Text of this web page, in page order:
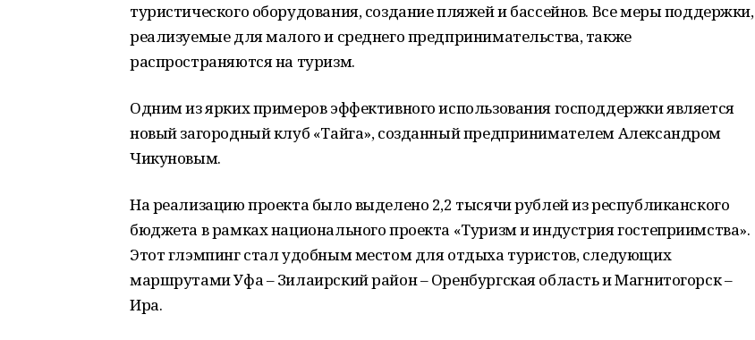
туристического оборудования, создание пляжей и бассейнов. Все меры поддержки,
реализуемые для малого и среднего предпринимательства, также
распространяются на туризм.
Одним из ярких примеров эффективного использования господдержки является
новый загородный клуб «Тайга», созданный предпринимателем Александром
Чикуновым.
На реализацию проекта было выделено 2,2 тысячи рублей из республиканского
бюджета в рамках национального проекта «Туризм и индустрия гостеприимства».
Этот глэмпинг стал удобным местом для отдыха туристов, следующих
маршрутами Уфа – Зилаирский район – Оренбургская область и Магнитогорск –
Ира.